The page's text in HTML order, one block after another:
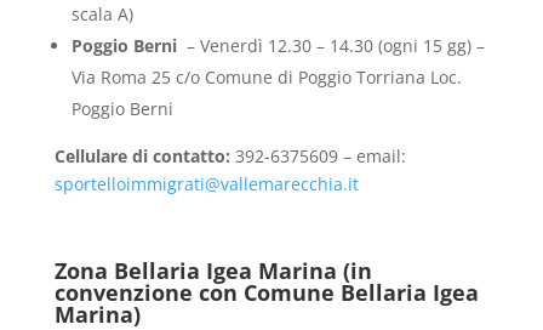
scala A)
Poggio Berni– Venerdì 12.30 – 14.30 (ogni 15 gg) –
Via Roma 25 c/o Comune di Poggio Torriana Loc.
Poggio Berni
Cellulare di contatto: 392-6375609 – email:
sportelloimmigrati@vallemarecchia.it
Zona Bellaria Igea Marina (in
convenzione con Comune Bellaria Igea
Marina)